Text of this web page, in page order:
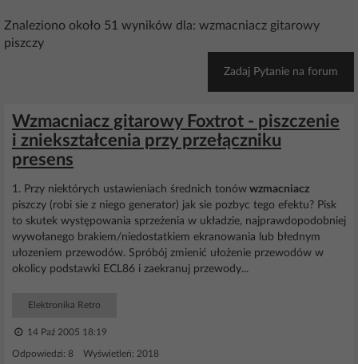
Znaleziono około 51 wyników dla: wzmacniacz gitarowy
piszczy
Zadaj Pytanie na forum
Wzmacniacz gitarowy Foxtrot - piszczenie
i zniekształcenia przy przełączniku
presens
1. Przy niektórych ustawieniach średnich tonów wzmacniacz
piszczy (robi sie z niego generator) jak sie pozbyc tego efektu? Pisk
to skutek występowania sprzeżenia w układzie, najprawdopodobniej
wywołanego brakiem/niedostatkiem ekranowania lub błednym
ułozeniem przewodów. Spróbój zmienić ułożenie przewodów w
okolicy podstawki ECL86 i zaekranuj przewody...
Elektronika Retro
14 Paź 2005 18:19
Odpowiedzi: 8 Wyświetleń: 2018